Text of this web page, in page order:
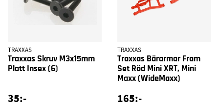
TRAXXAS
Traxxas Skruv M3x15mm
Platt Insex (6)
35:-
TRAXXAS
Traxxas Bärarmar Fram
Set Röd Mini XRT, Mini
Maxx (WideMaxx)
165:-